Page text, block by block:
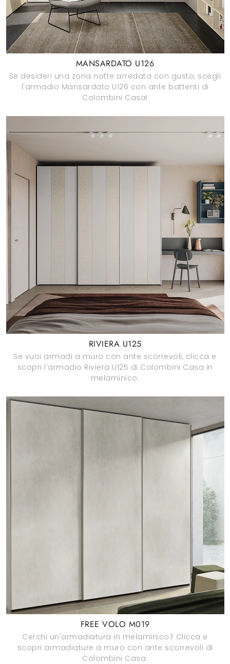
MANSARDATO U126
Se desideri una zona notte arredata con gusto, scegli
l'armadio Mansardato U126 con ante battenti di
Colombini Casa!
RIVIERA U125
Se vuoi armadi a muro con ante scorrevoli, clicca e
scopri l'armadio Riviera U125 di Colombini Casa in
melaminico.
FREE VOLO M019
Cerchi un'armadiatura in melaminico? Clicca e
scopri armadiature a muro con ante scorrevoli di
Colombini Casa.